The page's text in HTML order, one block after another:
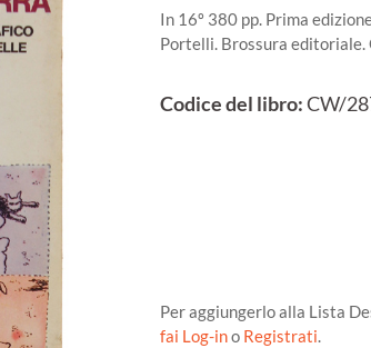
In 16º 380 pp. Prima
Portelli. Brossura
Codice del libro:CW/
Per aggiungerlo alla Lista
fai Log-ino Registrati.